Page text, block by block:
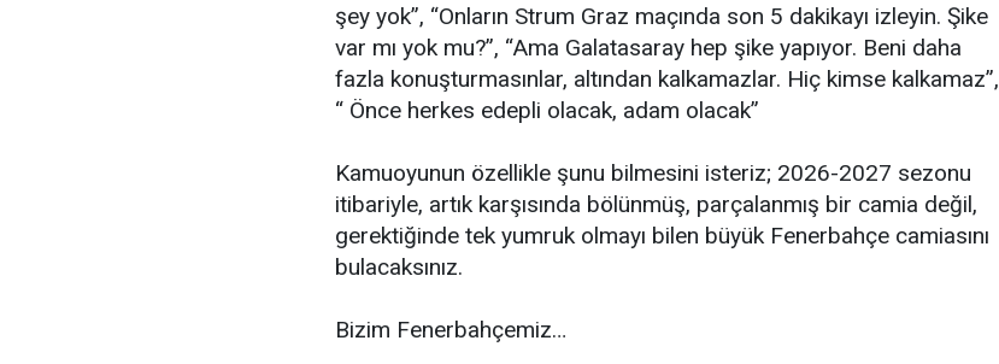
şey yok”, “Onların Strum Graz maçında son 5 dakikayı izleyin. Şike
var mı yok mu?”, “Ama Galatasaray hep şike yapıyor. Beni daha
fazla konuşturmasınlar, altından kalkamazlar. Hiç kimse kalkamaz”,
“ Önce herkes edepli olacak, adam olacak”
Kamuoyunun özellikle şunu bilmesini isteriz; 2026-2027 sezonu
itibariyle, artık karşısında bölünmüş, parçalanmış bir camia değil,
gerektiğinde tek yumruk olmayı bilen büyük Fenerbahçe camiasını
bulacaksınız.
Bizim Fenerbahçemiz…